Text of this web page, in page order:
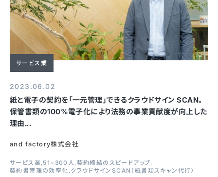
サービス業
2023.06.02
紙と電子の契約を「一元管理」できるクラウドサイン SCAN。
保管書類の100%電子化により法務の事業貢献度が向上した
理由...
and factory株式会社
サービス業 51~300人 契約締結のスピードアップ
契約書管理の効率化 クラウドサインSCAN（紙書類スキャン代行）